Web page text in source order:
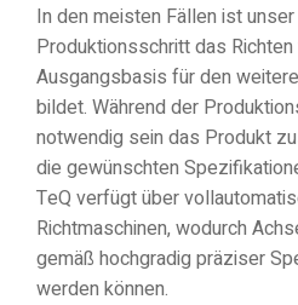
In den meisten Fällen ist
Produktionsschritt das
Ausgangsbasis für den
bildet. Während der
notwendig sein das Produkt
die gewünschten
TeQ verfügt über
Richtmaschinen, wodurch
gemäß hochgradig präziser
werden können.